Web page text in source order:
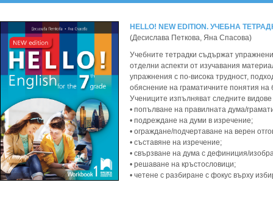
HELLO! NEW EDITION. УЧЕБНА
(Десислава Петкова, Яна Спасова)
Учебните тетрадки съдържат
отделни аспекти от изучавания
упражнения с по-висока трудност,
обяснение на граматичните понятия на
Учениците изпълняват следните видове
• попълване на правилната дума/
• подреждане на думи в изречение;
• ограждане/подчертаване на верен
• съставяне на изречение;
• свързване на дума с дефиниция/
• решаване на кръстословици;
• четене с разбиране с фокус върху